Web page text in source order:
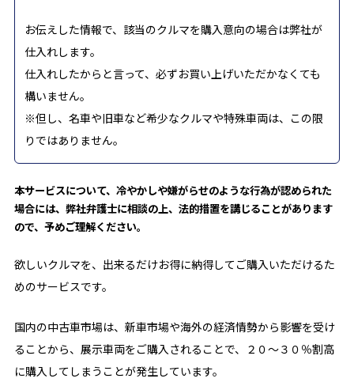
お伝えした情報で、該当のクルマを購入意向の場合は弊社が
仕入れします。
仕入れしたからと言って、必ずお買い上げいただかなくても
構いません。
※但し、名車や旧車など希少なクルマや特殊車両は、この限
りではありません。
本サービスについて、冷やかしや嫌がらせのような行為が認められた
場合には、弊社弁護士に相談の上、法的措置を講じることがあります
ので、予めご理解ください。
欲しいクルマを、出来るだけお得に納得してご購入いただけるた
めのサービスです。
国内の中古車市場は、新車市場や海外の経済情勢から影響を受け
ることから、展示車両をご購入されることで、２０～３０％割高
に購入してしまうことが発生しています。